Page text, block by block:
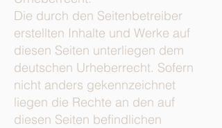
Die durch den Seitenbetreiber
erstellten Inhalte und Werke auf
diesen Seiten unterliegen dem
deutschen Urheberrecht. Sofern
nicht anders gekennzeichnet
liegen die Rechte an den auf
diesen Seiten befindlichen